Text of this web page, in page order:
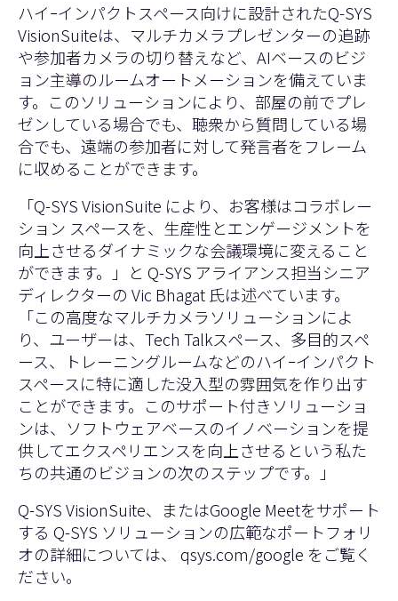
ハイｰインパクトスペース向けに設計されたQ-SYS
VisionSuiteは、マルチカメラプレゼンターの追跡
や参加者カメラの切り替えなど、AIベースのビジ
ョン主導のルームオートメーションを備えていま
す。このソリューションにより、部屋の前でプレ
ゼンしている場合でも、聴衆から質問している場
合でも、遠端の参加者に対して発言者をフレーム
に収めることができます。
「Q-SYS VisionSuite により、お客様はコラボレー
ション スペースを、生産性とエンゲージメントを
向上させるダイナミックな会議環境に変えること
ができます。」と Q-SYS アライアンス担当シニア
ディレクターの Vic Bhagat 氏は述べています。
「この高度なマルチカメラソリューションによ
り、ユーザーは、Tech Talkスペース、多目的スペ
ース、トレーニングルームなどのハイｰインパクト
スペースに特に適した没入型の雰囲気を作り出す
ことができます。このサポート付きソリューショ
ンは、ソフトウェアベースのイノベーションを提
供してエクスペリエンスを向上させるという私た
ちの共通のビジョンの次のステップです。」
Q-SYS VisionSuite、またはGoogle Meetをサポート
する Q-SYS ソリューションの広範なポートフォリ
オの詳細については、
qsys.com/google をご覧く
ださい。